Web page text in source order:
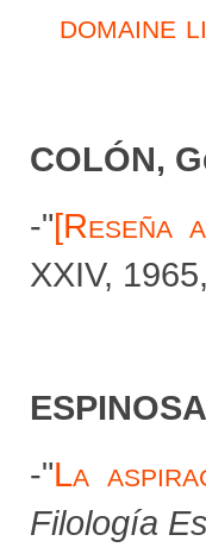
domaine
COLÓN,
-"[Reseña
XXIV,
-"La
Filología